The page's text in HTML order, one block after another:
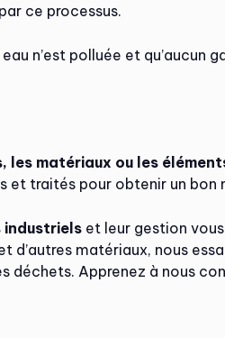
ce processus.
n’est polluée et qu’aucun
les matériaux ou les
et traités pour obtenir un bon
et leur gestion
d’autres matériaux, nous
déchets. Apprenez à nous